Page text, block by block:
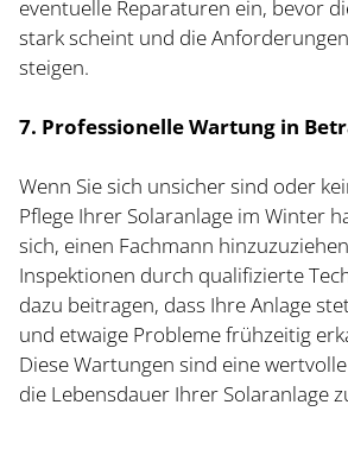
eventuelle Reparaturen ein, bevor
stark scheint und die
steigen.
7. Professionelle Wartung in
Wenn Sie sich unsicher sind oder
Pflege Ihrer Solaranlage im Winter
sich, einen Fachmann
Inspektionen durch qualifizierte
dazu beitragen, dass Ihre Anlage
und etwaige Probleme frühzeitig
Diese Wartungen sind eine
die Lebensdauer Ihrer Solaranlage